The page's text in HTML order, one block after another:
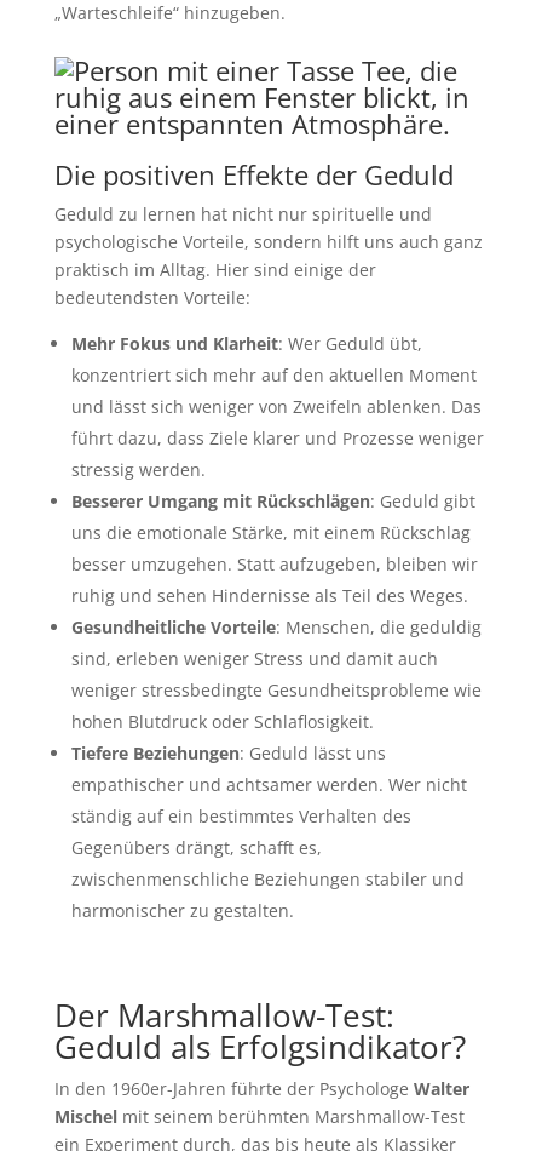
„Warteschleife“ hinzugeben.
Die positiven Effekte der Geduld
Geduld zu lernen hat nicht nur spirituelle und
psychologische Vorteile, sondern hilft uns auch ganz
praktisch im Alltag. Hier sind einige der
bedeutendsten Vorteile:
Mehr Fokus und Klarheit: Wer Geduld übt,
konzentriert sich mehr auf den aktuellen Moment
und lässt sich weniger von Zweifeln ablenken. Das
führt dazu, dass Ziele klarer und Prozesse weniger
stressig werden.
Besserer Umgang mit Rückschlägen: Geduld gibt
uns die emotionale Stärke, mit einem Rückschlag
besser umzugehen. Statt aufzugeben, bleiben wir
ruhig und sehen Hindernisse als Teil des Weges.
Gesundheitliche Vorteile: Menschen, die geduldig
sind, erleben weniger Stress und damit auch
weniger stressbedingte Gesundheitsprobleme wie
hohen Blutdruck oder Schlaflosigkeit.
Tiefere Beziehungen: Geduld lässt uns
empathischer und achtsamer werden. Wer nicht
ständig auf ein bestimmtes Verhalten des
Gegenübers drängt, schafft es,
zwischenmenschliche Beziehungen stabiler und
harmonischer zu gestalten.
Der Marshmallow-Test:
Geduld als Erfolgsindikator?
In den 1960er-Jahren führte der Psychologe Walter
Mischelmit seinem berühmten Marshmallow-Test
ein Experiment durch, das bis heute als Klassiker